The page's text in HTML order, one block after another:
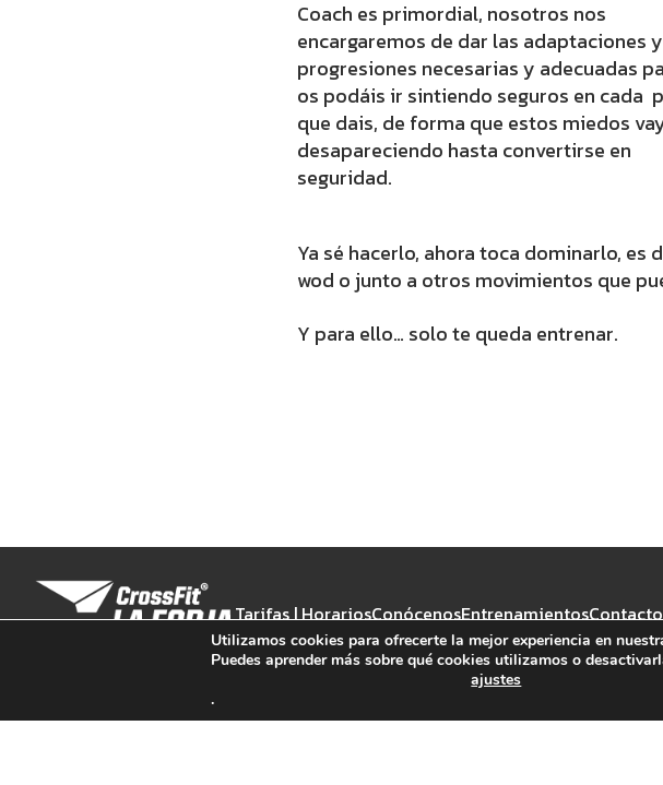
Coach es primordial, nosotros nos
encargaremos de dar las adaptaciones y
progresiones necesarias y adecuadas
os podáis ir sintiendo seguros en cada
que dais, de forma que estos miedos
desapareciendo hasta convertirse en
seguridad.
Ya sé hacerlo, ahora toca dominarlo,
wod o junto a otros movimientos que
Y para ello… solo te queda entrenar.
Tarifas | HorariosConócenosEntrenamientosContacto
Utilizamos cookies para ofrecerte la mejor experiencia en
Puedes aprender más sobre qué cookies utilizamos o
ajustes
.